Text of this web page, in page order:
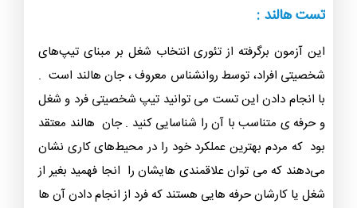
تست هالند :
این آزمون برگرفته از تئوری انتخاب شغل بر مبنای تیپ‌های
شخصیتی افراد، توسط روانشناس معروف ، جان هالند است .
با انجام دادن این تست می توانید تیپ شخصیتی فرد و شغل
و حرفه ی متناسب با آن را شناسایی کنید . جان هالند معتقد
بود که مردم بهترین عملکرد خود را در محیط‌های کاری‌ نشان
می‌دهند که می توان علاقمندی هایشان را انجا فهمید بغیر از
شغل یا کارشان حرفه هایی هستند که فرد از انجام دادن آن ها